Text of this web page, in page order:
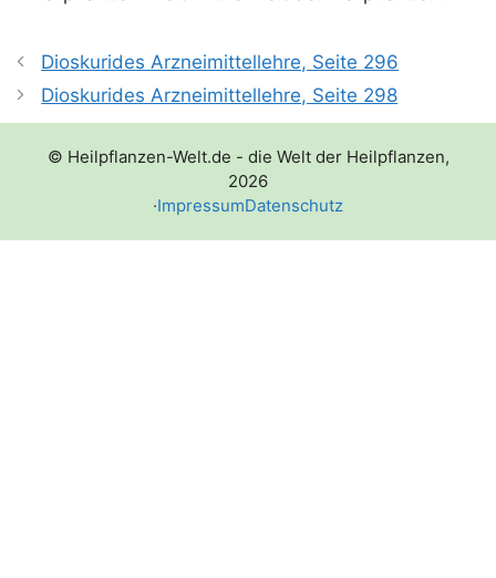
Dioskurides Arzneimittellehre, Seite 296
Dioskurides Arzneimittellehre, Seite 298
© Heilpflanzen-Welt.de - die Welt der Heilpflanzen,
2026
·ImpressumDatenschutz